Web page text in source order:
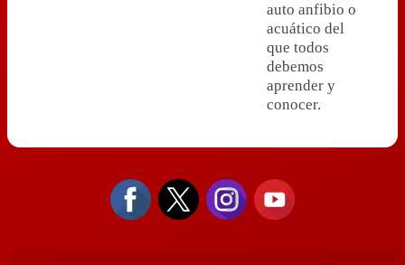
auto anfibio o
acuático del
que todos
debemos
aprender y
conocer.